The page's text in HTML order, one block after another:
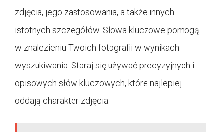
zdjęcia, jego zastosowania, a także innych
istotnych szczegółów. Słowa kluczowe pomogą
w znalezieniu Twoich fotografii w wynikach
wyszukiwania. Staraj się używać precyzyjnych i
opisowych słów kluczowych, które najlepiej
oddają charakter zdjęcia.